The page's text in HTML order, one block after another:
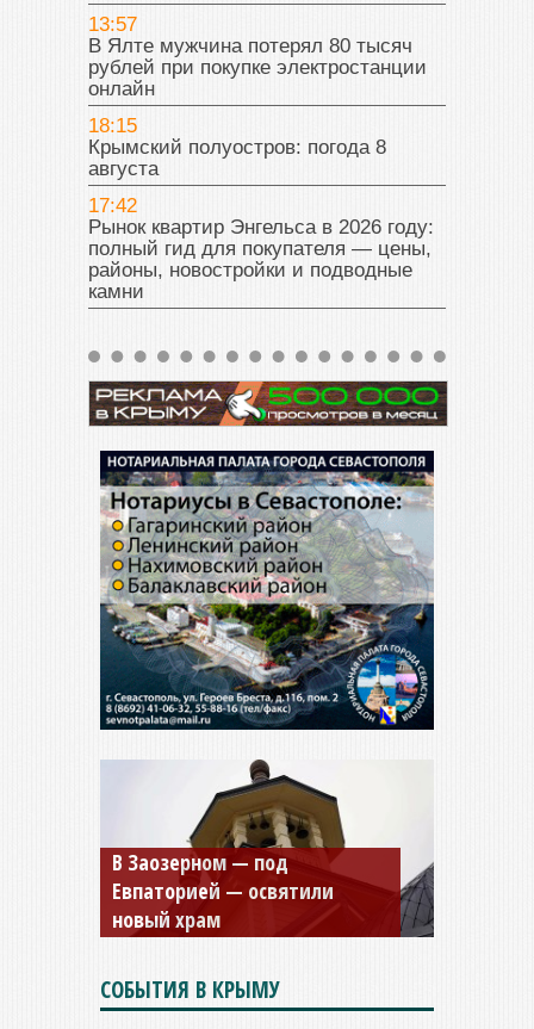
13:57
В Ялте мужчина потерял 80 тысяч
рублей при покупке электростанции
онлайн
18:15
Крымский полуостров: погода 8
августа
17:42
Рынок квартир Энгельса в 2026 году:
полный гид для покупателя — цены,
районы, новостройки и подводные
камни
Мужской монастырь Косьмы
и Дамиана в Крыму вновь
открыт для посещения
СОБЫТИЯ В КРЫМУ